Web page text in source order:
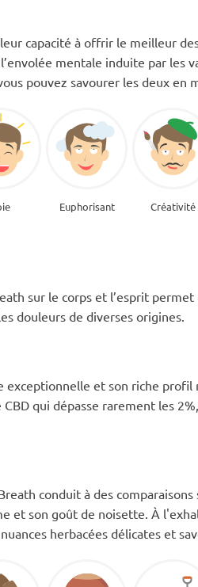
capacité à offrir le meilleur
mentale induite par les
pouvez savourer les deux en
Euphorisant Créativité
sur le corps et l’esprit
douleurs de diverses origines.
exceptionnelle et son riche profil
qui dépasse rarement les
conduit à des
et son goût de noisette. À
herbacées délicates et